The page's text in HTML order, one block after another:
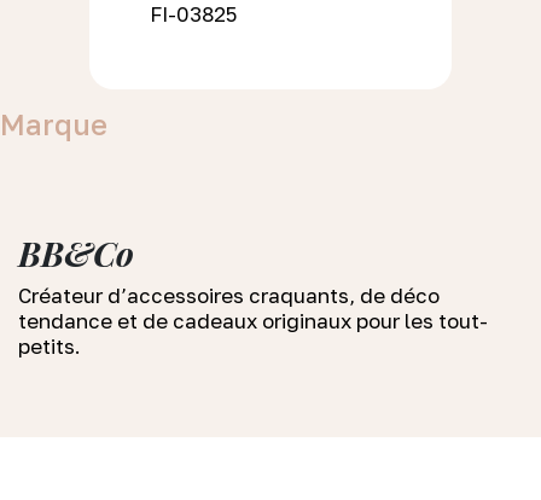
FI-03825
Marque
BB&Co
Créateur d’accessoires craquants, de déco
tendance et de cadeaux originaux pour les tout-
petits.